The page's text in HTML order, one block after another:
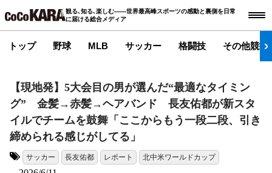
観る､知る､楽しむ――世界最高峰スポーツの感動と裏側を日常
に届ける総合メディア
トップ 野球 MLB サッカー 格闘技 その他競技
【現地発】5大会目の男が選んだ“最適なタイミン
グ” 金髪→赤髪→ヘアバンド 長友佑都が新スタ
イルでチームを鼓舞「ここからもう一段二段、引き
締められる感じがしてる」
サッカー 長友佑都 レポート 北中米ワールドカップ